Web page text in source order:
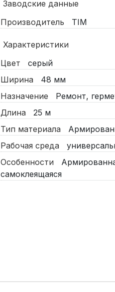
Заводские данные
Производитель
TIM
Характеристики
Цвет
серый
Ширина
48 мм
Назначение
Ремонт,
Длина
25 м
Тип материала
Рабочая среда
Особенности
самоклеящаяся